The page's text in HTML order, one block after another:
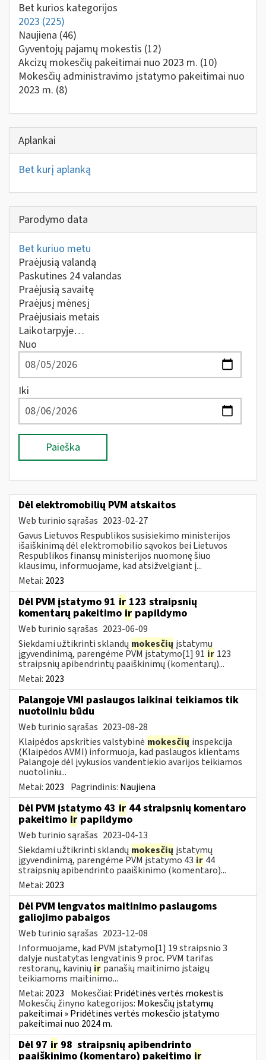
Bet kurios kategorijos
2023 (225)
Naujiena (46)
Gyventojų pajamų mokestis (12)
Akcizų mokesčių pakeitimai nuo 2023 m. (10)
Mokesčių administravimo įstatymo pakeitimai nuo
2023 m. (8)
Aplankai
Bet kurį aplanką
Parodymo data
Bet kuriuo metu
Praėjusią valandą
Paskutines 24 valandas
Praėjusią savaitę
Praėjusį mėnesį
Praėjusiais metais
Laikotarpyje…
Nuo
Iki
Paieška
Dėl elektromobilių PVM atskaitos
Web turinio sąrašas 2023-02-27
Gavus Lietuvos Respublikos susisiekimo ministerijos
išaiškinimą dėl elektromobilio sąvokos bei Lietuvos
Respublikos finansų ministerijos nuomonę šiuo
klausimu, informuojame, kad atsižvelgiant į...
Metai: 2023
Dėl PVM įstatymo 91 ir 123 straipsnių
komentarų pakeitimoir papildymo
Web turinio sąrašas 2023-06-09
Siekdami užtikrinti sklandų mokesčių įstatymų
įgyvendinimą, parengėme PVM įstatymo[1] 91 ir 123
straipsnių apibendrintų paaiškinimų (komentarų)...
Metai: 2023
Palangoje VMI paslaugos laikinai teikiamos tik
nuotoliniu būdu
Web turinio sąrašas 2023-08-28
Klaipėdos apskrities valstybinė mokesčių inspekcija
(Klaipėdos AVMI) informuoja, kad paslaugos klientams
Palangoje dėl įvykusios vandentiekio avarijos teikiamos
nuotoliniu...
Metai: 2023 Pagrindinis: Naujiena
Dėl PVM įstatymo 43 ir 44 straipsnių komentaro
pakeitimo ir papildymo
Web turinio sąrašas 2023-04-13
Siekdami užtikrinti sklandų mokesčių įstatymų
įgyvendinimą, parengėme PVM įstatymo 43 ir 44
straipsnių apibendrinto paaiškinimo (komentaro)...
Metai: 2023
Dėl PVM lengvatos maitinimo paslaugoms
galiojimo pabaigos
Web turinio sąrašas 2023-12-08
Informuojame, kad PVM įstatymo[1] 19 straipsnio 3
dalyje nustatytas lengvatinis 9 proc. PVM tarifas
restoranų, kavinių ir panašių maitinimo įstaigų
teikiamoms maitinimo...
Metai: 2023 Mokesčiai: Pridėtinės vertės mokestis
Mokesčių žinyno kategorijos: Mokesčių įstatymų
pakeitimai » Pridėtinės vertės mokesčio įstatymo
pakeitimai nuo 2024 m.
Dėl 97 ir 98 straipsnių apibendrinto
paaiškinimo (komentaro) pakeitimo ir